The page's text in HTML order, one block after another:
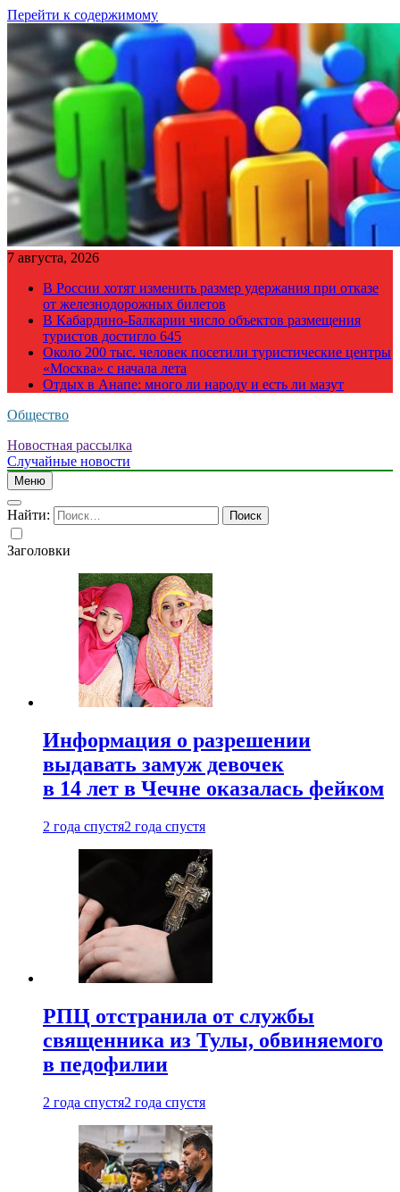
Перейти к содержимому
7 августа, 2026
В России хотят изменить размер удержания при отказе
от железнодорожных билетов
В Кабардино-Балкарии число объектов размещения
туристов достигло 645
Около 200 тыс. человек посетили туристические центры
«Москва» с начала лета
Отдых в Анапе: много ли народу и есть ли мазут
Общество
Новостная рассылка
Случайные новости
Меню
Найти:
Заголовки
Информация о разрешении
выдавать замуж девочек
в 14 лет в Чечне оказалась фейком
2 года спустя2 года спустя
РПЦ отстранила от службы
священника из Тулы, обвиняемого
в педофилии
2 года спустя2 года спустя